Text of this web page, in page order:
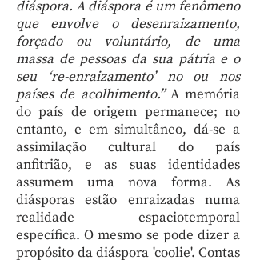
diáspora. A diáspora é um fenômeno
que envolve o desenraizamento,
forçado ou voluntário, de uma
massa de pessoas da sua pátria e o
seu ‘re-enraizamento’ no ou nos
países de acolhimento.”A memória
do país de origem permanece; no
entanto, e em simultâneo, dá-se a
assimilação cultural do país
anfitrião, e as suas identidades
assumem uma nova forma. As
diásporas estão enraizadas numa
realidade espaciotemporal
específica. O mesmo se pode dizer a
propósito da diáspora 'coolie'. Contas